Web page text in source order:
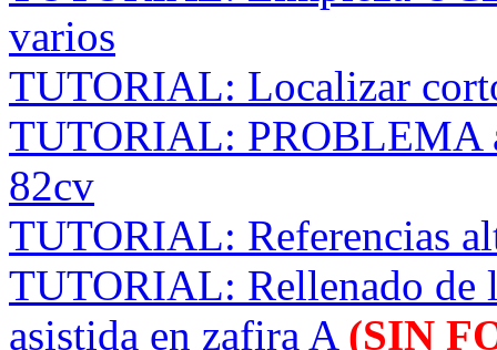
varios
TUTORIAL: Localizar
TUTORIAL: PROBLEMA
82cv
TUTORIAL: Referencias
TUTORIAL: Rellenado de
asistida en zafira A (SIN